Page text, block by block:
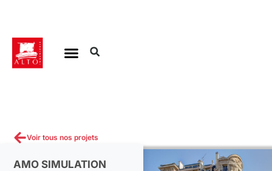
Voir tous nos projets
AMO SIMULATION